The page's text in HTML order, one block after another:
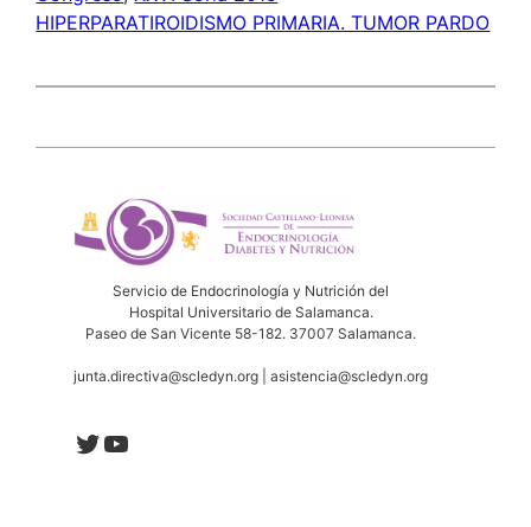
HIPERPARATIROIDISMO PRIMARIA. TUMOR PARDO
Servicio de Endocrinología y Nutrición del
Hospital Universitario de Salamanca.
Paseo de San Vicente 58-182. 37007 Salamanca.
junta.directiva@scledyn.org | asistencia@scledyn.org
Twitter
YouTube